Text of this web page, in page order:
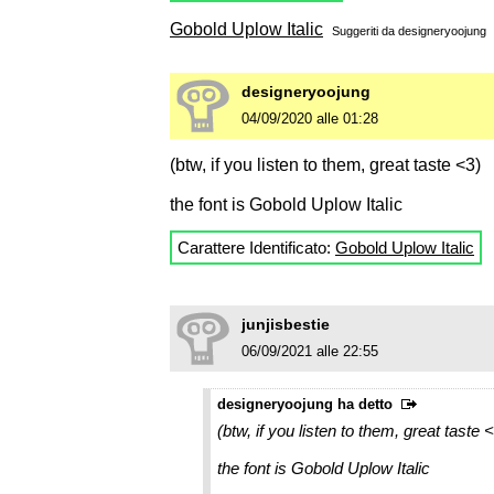
Gobold Uplow Italic Suggeriti da designeryoojung
designeryoojung
04/09/2020 alle 01:28
(btw, if you listen to them, great taste <3)
the font is Gobold Uplow Italic
Carattere Identificato: Gobold Uplow Italic
junjisbestie
06/09/2021 alle 22:55
designeryoojung ha detto
(btw, if you listen to them, great taste
the font is Gobold Uplow Italic